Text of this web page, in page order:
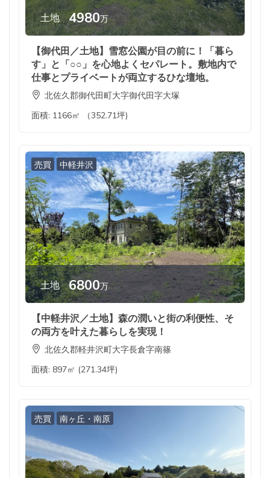
土地 4980万
【御代田／土地】雪窓公園が目の前に！「暮ら
す」と「○○」を心地よくセパレート。敷地内で
仕事とプライベートが両立するひな壇地。
北佐久郡御代田町大字御代田字大塚
面積: 1166㎡ （352.71坪)
売買 中軽井沢
土地 6800万
【中軽井沢／土地】森の潤いと街の利便性、そ
の両方を叶えた暮らしを実現！
北佐久郡軽井沢町大字長倉字南篠
面積: 897㎡ (271.34坪)
売買 南ヶ丘・南原